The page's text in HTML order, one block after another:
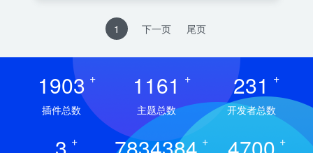
1 下一页 尾页
1903 +
插件总数
1161 +
主题总数
231 +
开发者总数
+ + +